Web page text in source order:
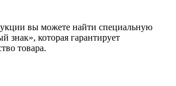
вы можете найти специальную
знак», которая гарантирует
товара.